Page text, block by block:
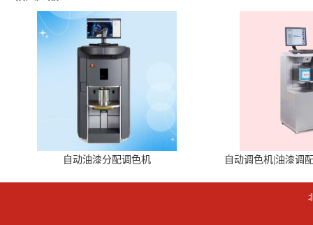
自动油漆分配调色机 自动调色机|油漆调